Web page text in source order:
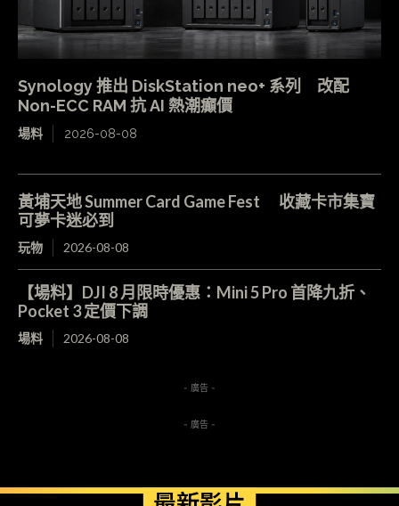
Synology 推出 DiskStation neo+ 系列 改配
Non-ECC RAM 抗 AI 熱潮癲價
場料 2026-08-08
黃埔天地 Summer Card Game Fest 收藏卡市集寶
可夢卡迷必到
玩物 2026-08-08
【場料】DJI 8 月限時優惠：Mini 5 Pro 首降九折、
Pocket 3 定價下調
場料 2026-08-08
- 廣告 -
- 廣告 -